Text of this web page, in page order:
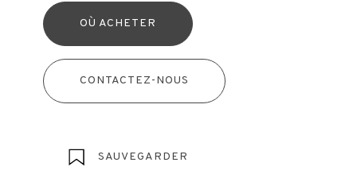
OÙ ACHETER
CONTACTEZ-NOUS
SAUVEGARDER